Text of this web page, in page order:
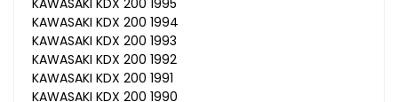
KAWASAKI KDX 200 1995
KAWASAKI KDX 200 1994
KAWASAKI KDX 200 1993
KAWASAKI KDX 200 1992
KAWASAKI KDX 200 1991
KAWASAKI KDX 200 1990